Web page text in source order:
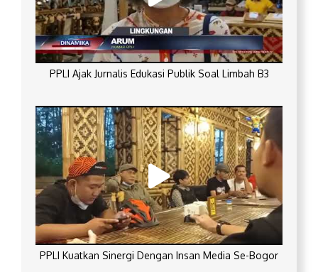
PPLI Ajak Jurnalis Edukasi Publik Soal Limbah B3
PPLI Kuatkan Sinergi Dengan Insan Media Se-Bogor